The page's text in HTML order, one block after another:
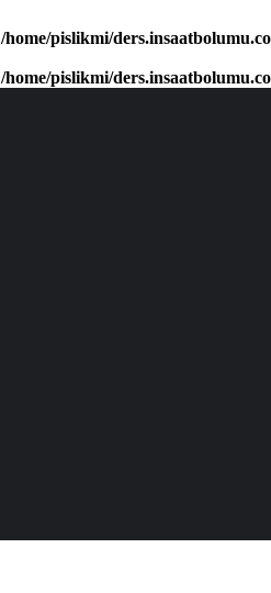
/home/pislikmi/
/home/pislikmi/